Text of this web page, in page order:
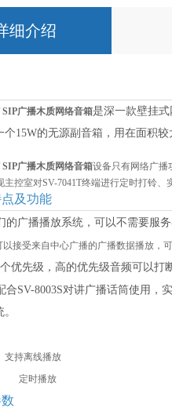
细介绍
SIP广播木质网络音箱是深一款壁挂
15W的无源副音箱，用在面积较
SIP广播木质网络音箱设备只有网络广播
主控室对SV-7041T终端进行定时打铃、
及功能
的广播播放系统，可以不需要服
以接受来自中心广播的广播数据播放，
优先级，高的优先级音频可以打
合SV-8003S对讲广播话筒使用，
支持离线播放
定时播放